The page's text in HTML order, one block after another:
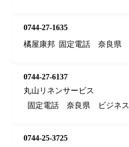
0744-27-1635
橘屋康邦
固定電話 奈良県
0744-27-6137
丸山リネンサービス
固定電話
奈良県 ビジネス
0744-25-3725